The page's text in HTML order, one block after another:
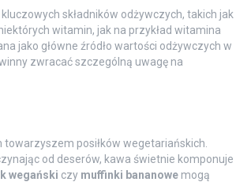
składników odżywczych, takich jak
witamin, jak na przykład witamina
jako główne źródło wartości odżywczych w
zwracać szczególną uwagę na
posiłków wegetariańskich.
od deserów, kawa świetnie komponuje
wegański czy muffinki bananowemogą